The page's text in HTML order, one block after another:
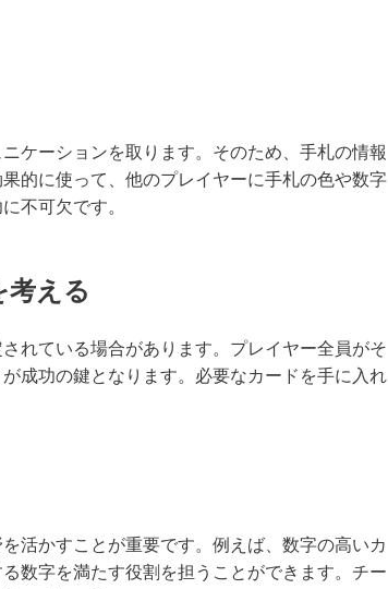
ケーションを取ります。そのため、手札の情報
的に使って、他のプレイヤーに手札の色や数字
不可欠です。
考える
れている場合があります。プレイヤー全員がそ
成功の鍵となります。必要なカードを手に入れ
活かすことが重要です。例えば、数字の高いカ
数字を満たす役割を担うことができます。チー